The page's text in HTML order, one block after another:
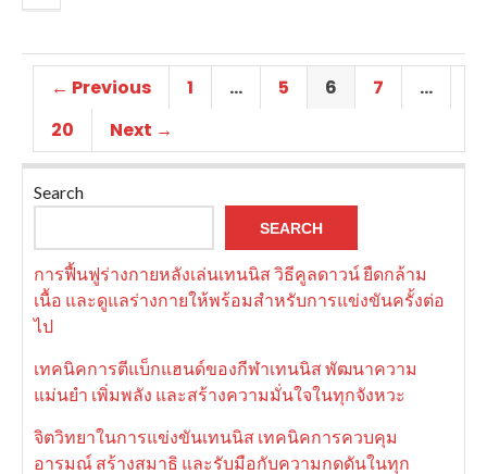
← Previous 1 … 5 6 7
…
20
Next →
Search
SEARCH
การฟื้นฟูร่างกายหลังเล่นเทนนิส วิธีคูลดาวน์ ยืดกล้าม
เนื้อ และดูแลร่างกายให้พร้อมสำหรับการแข่งขันครั้งต่อ
ไป
เทคนิคการตีแบ็กแฮนด์ของกีฬาเทนนิส พัฒนาความ
แม่นยำ เพิ่มพลัง และสร้างความมั่นใจในทุกจังหวะ
จิตวิทยาในการแข่งขันเทนนิส เทคนิคการควบคุม
อารมณ์ สร้างสมาธิ และรับมือกับความกดดันในทุก